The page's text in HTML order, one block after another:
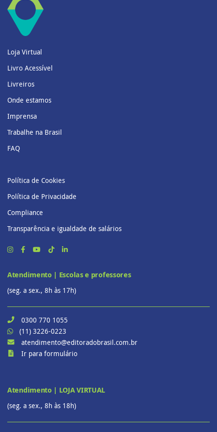
Loja Virtual
Livro Acessível
Livreiros
Onde estamos
Imprensa
Trabalhe na Brasil
FAQ
Política de Cookies
Política de Privacidade
Compliance
Transparência e igualdade de salários
Atendimento | Escolas e professores
(seg. a sex., 8h às 17h)
0300 770 1055
(11) 3226-0223
atendimento@editoradobrasil.com.br
Ir para formulário
Atendimento | LOJA VIRTUAL
(seg. a sex., 8h às 18h)